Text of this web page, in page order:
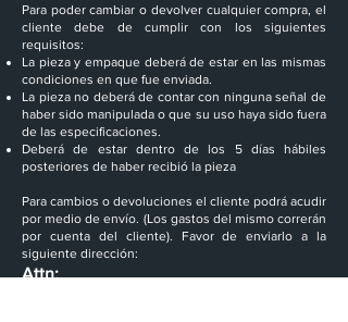
Para poder cambiar o devolver cualquier compra, el
cliente debe de cumplir con los siguientes
requisitos:
La pieza y empaque deberá de estar en las mismas
condiciones en que fue enviada.
La pieza no deberá de contar con ninguna señal de
haber sido manipulada o que su uso haya sido fuera
de las especificaciones.
Deberá de estar dentro de los 5 días hábiles
posteriores de haber recibió la pieza
Para cambios o devoluciones el cliente podrá acudir
por medio de envío. (Los gastos del mismo correrán
por cuenta del cliente). Favor de enviarlo a la
siguiente dirección:
Attn: